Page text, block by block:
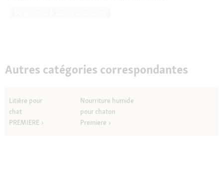
Autres catégories correspondantes
Litière pour
chat
PREMIERE
Nourriture humide
pour chaton
Premiere